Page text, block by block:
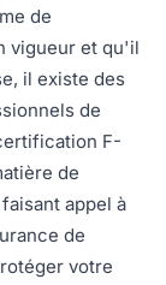
de
vigueur et qu'il
il existe des
de
F-
de
appel à
de
votre